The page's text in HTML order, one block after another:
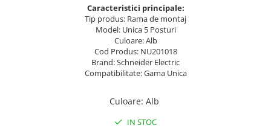
Caracteristici principale:
Tip produs: Rama de montaj
Model: Unica 5 Posturi
Culoare: Alb
Cod Produs: NU201018
Brand: Schneider Electric
Compatibilitate: Gama Unica
Culoare: Alb
IN STOC